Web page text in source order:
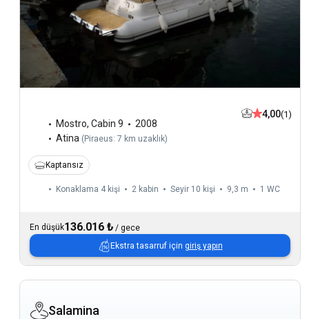
Mostro, Cabin 9
2008
Atina ( Piraeus: 7 km uzaklık)
4,00(1)
Kaptansız
Konaklama 4 kişi 2 kabin Seyir 10 kişi 9,3 m 1 WC
En düşük136.016 ₺ / gece
Ekstra tasarruf için giriş yapın
Salamina